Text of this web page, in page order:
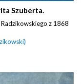
Szuberta.
z 1868